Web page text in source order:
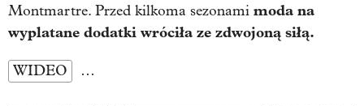
Montmartre. Przed kilkoma sezonami moda na
wyplatane dodatki wróciła ze zdwojoną siłą.
WIDEO …